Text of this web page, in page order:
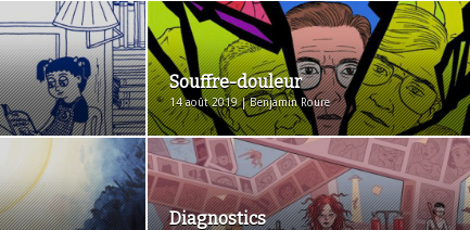
Souffre-douleur
14 août 2019 | Benjamin Roure
Diagnostics